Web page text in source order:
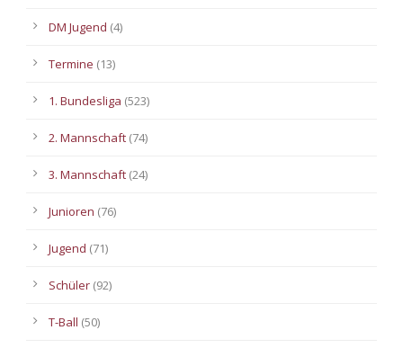
DM Jugend (4)
Termine (13)
1. Bundesliga (523)
2. Mannschaft (74)
3. Mannschaft (24)
Junioren (76)
Jugend (71)
Schüler (92)
T-Ball (50)